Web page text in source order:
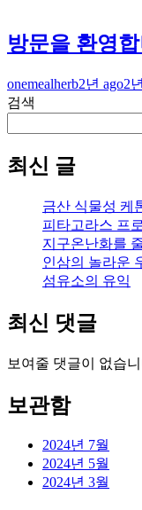
방문을 환영
onemealherb2년 ago2
검색
최신 글
금산 식물성 케
피타고라스 프
지구온난화를
인삼의 놀라운
섬유소의 유익
최신 댓글
보여줄 댓글이 없습
보관함
2024년 7월
2024년 5월
2024년 3월